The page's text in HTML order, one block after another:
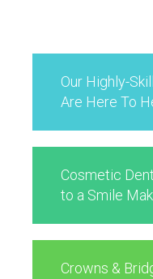
Our Highly-
Are Here To
Cosmetic
to a Smile
Crowns &